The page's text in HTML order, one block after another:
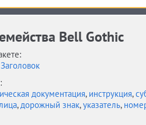
Bell Gothic
Заголовок
документация, инструкция,
,дорожный знак,указатель,